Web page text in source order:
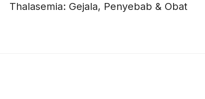
Thalasemia: Gejala, Penyebab & Obat